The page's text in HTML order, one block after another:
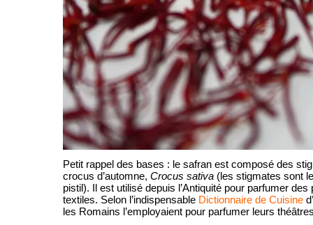
Petit rappel des bases : le safran est composé des
crocus d’automne, Crocus sativa (les stigmates sont
pistil). Il est utilisé depuis l’Antiquité pour parfumer
textiles. Selon l’indispensable Dictionnaire de Cuisine
les Romains l’employaient pour parfumer leurs